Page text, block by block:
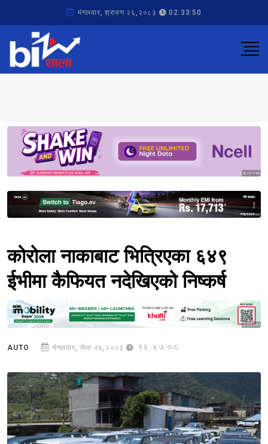
मंगलवार, श्रावण २६,२०८३ 02:33:50
Sponsored
Sponsored
कोरोला नाकाबाट भित्रिएका ६४९
ईभीमा कैफियत नदेखिएको निष्कर्ष
Sponsored
AUTO मंगलवार, जेष्ठ २६,२०८३ 15:57:08